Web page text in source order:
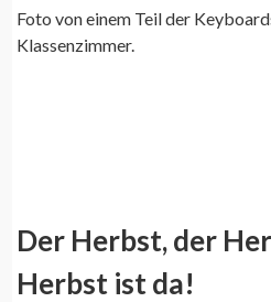
Foto von einem Teil der
Klassenzimmer.
Der Herbst, der
Herbst ist da!